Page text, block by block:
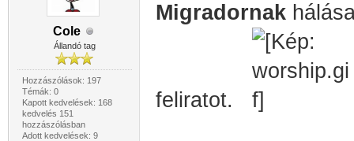
Cole
Állandó tag
Hozzászólások: 197
Témák: 0
Kapott kedvelések: 168
kedvelés 151
hozzászólásban
Adott kedvelések: 9
Migradornak
feliratot.